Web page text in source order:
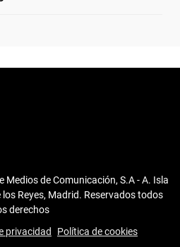
de Comunicación, S.A - A. Isla
Reyes, Madrid. Reservados todos
derechos
privacidad Política de cookies